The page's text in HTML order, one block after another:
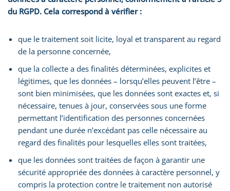
du RGPD. Cela correspond à vérifier :
que le traitement soit licite, loyal et transparent au regard
de la personne concernée,
que la collecte a des finalités déterminées, explicites et
légitimes, que les données – lorsqu’elles peuvent l’être –
sont bien minimisées, que les données sont exactes et, si
nécessaire, tenues à jour, conservées sous une forme
permettant l’identification des personnes concernées
pendant une durée n’excédant pas celle nécessaire au
regard des finalités pour lesquelles elles sont traitées,
que les données sont traitées de façon à garantir une
sécurité appropriée des données à caractère personnel, y
compris la protection contre le traitement non autorisé